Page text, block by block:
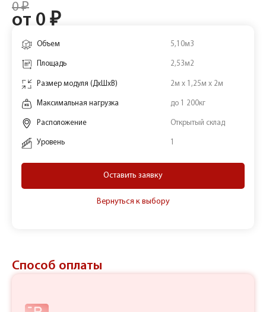
Объем 5,10м3
Площадь 2,53м2
Размер модуля (ДхШхВ) 2м х 1,25м х 2м
Максимальная нагрузка до 1 200кг
Расположение Открытый склад
Уровень
Вернуться к выбору
Оставить заявку
0 ₽
от 0 ₽
Способ оплаты